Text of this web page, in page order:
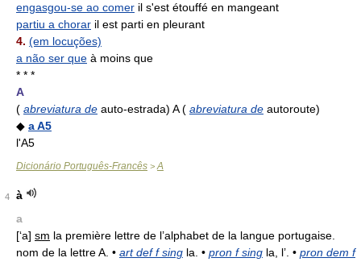
engasgou-se ao comer il s'est étouffé en mangeant
partiu a chorar il est parti en pleurant
4. (em locuções)
a não ser que à moins que
* * *
A
( abreviatura de auto-estrada) A ( abreviatura de autoroute)
◆ a A5
l'A5
Dicionário Português-Francês > A
4
à
a
[‘a] sm la première lettre de l’alphabet de la langue portugaise.
nom de la lettre A. • art def f sing la. • pron f sing la, l’. • pron dem f